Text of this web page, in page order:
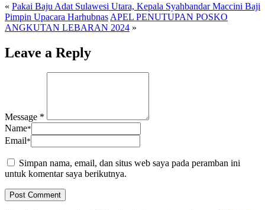
« Pakai Baju Adat Sulawesi Utara, Kepala Syahbandar Maccini Baji
Pimpin Upacara Harhubnas APEL PENUTUPAN POSKO
ANGKUTAN LEBARAN 2024 »
Leave a Reply
Message *
Name*
Email*
Simpan nama, email, dan situs web saya pada peramban ini
untuk komentar saya berikutnya.